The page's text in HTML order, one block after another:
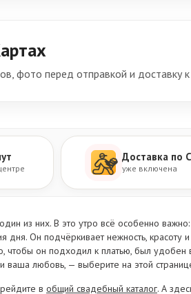
фото перед отправкой и доставку
Доставка по
уже включена
из них. В это утро всё особенно
Он подчёркивает нежность,
чтобы он подходил к платью, был
любовь, — выберите на этой
в общий свадебный каталог. А